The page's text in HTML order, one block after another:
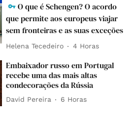
O que é Schengen? O acordo
que permite aos europeus viajar
sem fronteiras e as suas exceções
Helena Tecedeiro 4 Horas
Embaixador russo em Portugal
recebe uma das mais altas
condecorações da Rússia
David Pereira 6 Horas